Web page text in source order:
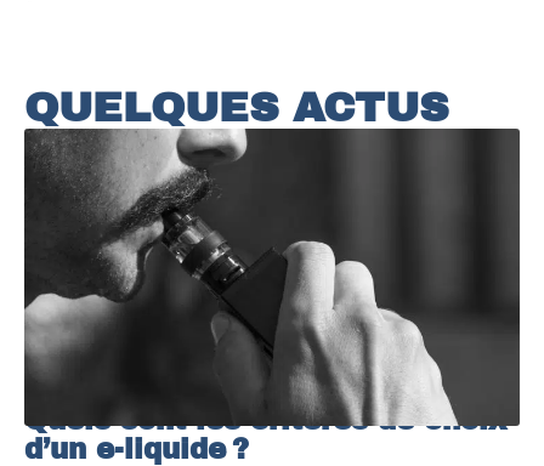
QUELQUES ACTUS
Quels sont les critères de choix
d’un e-liquide ?